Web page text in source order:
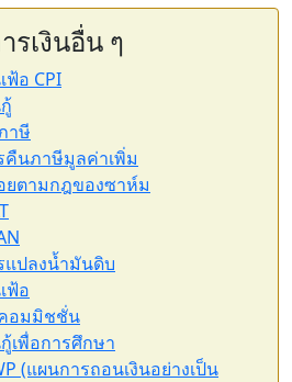
รเงินอื่น ๆ
ฟ้อ CPI
าษี
คืนภาษีมูลค่าเพิ่ม
ยตามกฎของซาห์ม
แปลงน้ำมันดิบ
ฟ้อ
อมมิชชั่น
เพื่อการศึกษา
(แผนการถอนเงินอย่างเป็น